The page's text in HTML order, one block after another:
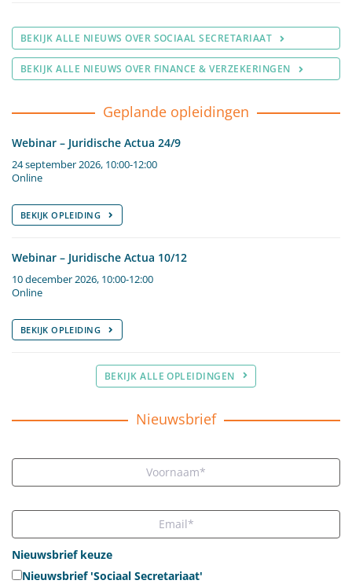
BEKIJK ALLE NIEUWS OVER SOCIAAL SECRETARIAAT
BEKIJK ALLE NIEUWS OVER FINANCE & VERZEKERINGEN
Geplande opleidingen
Webinar – Juridische Actua 24/9
24 september 2026, 10:00-12:00
Online
BEKIJK OPLEIDING
Webinar – Juridische Actua 10/12
10 december 2026, 10:00-12:00
Online
BEKIJK OPLEIDING
BEKIJK ALLE OPLEIDINGEN
Nieuwsbrief
Nieuwsbrief keuze
Nieuwsbrief 'Sociaal Secretariaat'